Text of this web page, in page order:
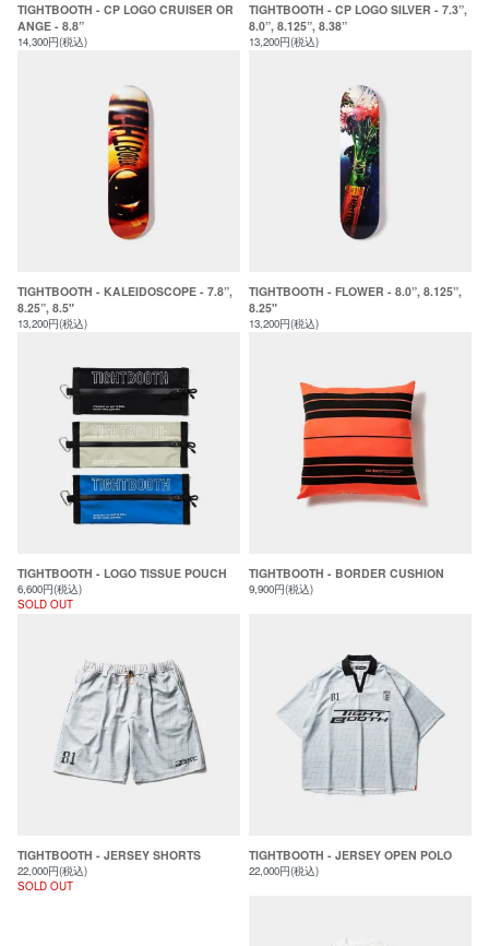
TIGHTBOOTH - CP LOGO CRUISER OR
ANGE - 8.8”
14,300円(税込)
TIGHTBOOTH - CP LOGO SILVER - 7.3”,
8.0”, 8.125”, 8.38”
13,200円(税込)
TIGHTBOOTH - KALEIDOSCOPE - 7.8”,
8.25”, 8.5"
13,200円(税込)
TIGHTBOOTH - FLOWER - 8.0”, 8.125”,
8.25"
13,200円(税込)
TIGHTBOOTH - LOGO TISSUE POUCH
6,600円(税込)
SOLD OUT
TIGHTBOOTH - BORDER CUSHION
9,900円(税込)
TIGHTBOOTH - JERSEY SHORTS
22,000円(税込)
SOLD OUT
TIGHTBOOTH - JERSEY OPEN POLO
22,000円(税込)